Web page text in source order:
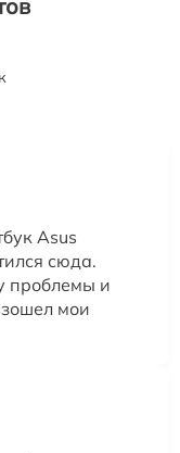
Asus
сюда.
проблемы и
мои